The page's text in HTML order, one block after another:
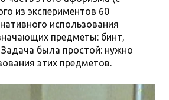
из экспериментов 60
использования
предметы: бинт,
Задача была простой: нужно
этих предметов.